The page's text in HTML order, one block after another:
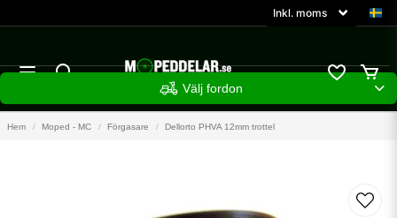
Välj fordon
Hem Moped - MC Förgasare Dellorto PHVA 12mm trottel